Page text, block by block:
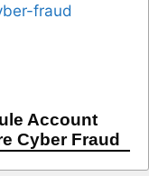
Account
Cyber Fraud